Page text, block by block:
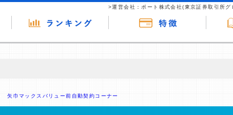
>運営会社：ポート株式会社(東京証券取引所
矢巾マックスバリュー前自動契約コーナー